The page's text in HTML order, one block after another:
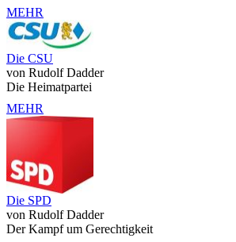
MEHR
Die CSU
von Rudolf Dadder
Die Heimatpartei
MEHR
Die SPD
von Rudolf Dadder
Der Kampf um Gerechtigkeit